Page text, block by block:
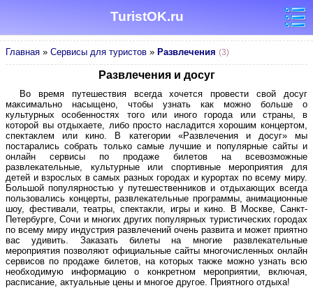
TuristOK.ru
Главная » Сервисы для туристов » Развлечения (3)
Развлечения и досуг
Во время путешествия всегда хочется провести свой досуг
максимально насыщено, чтобы узнать как можно больше о
культурных особенностях того или иного города или страны, в
которой вы отдыхаете, либо просто насладится хорошим концертом,
спектаклем или кино. В категории «Развлечения и досуг» мы
постарались собрать только самые лучшие и популярные сайты и
онлайн сервисы по продаже билетов на всевозможные
развлекательные, культурные или спортивные мероприятия для
детей и взрослых в самых разных городах и курортах по всему миру.
Большой популярностью у путешественников и отдыхающих всегда
пользовались концерты, развлекательные программы, анимационные
шоу, фестивали, театры, спектакли, игры и кино. В Москве, Санкт-
Петербурге, Сочи и многих других популярных туристических городах
по всему миру индустрия развлечений очень развита и может приятно
вас удивить. Заказать билеты на многие развлекательные
мероприятия позволяют официальные сайты многочисленных онлайн
сервисов по продаже билетов, на которых также можно узнать всю
необходимую информацию о конкретном мероприятии, включая,
расписание, актуальные цены и многое другое. Приятного отдыха!